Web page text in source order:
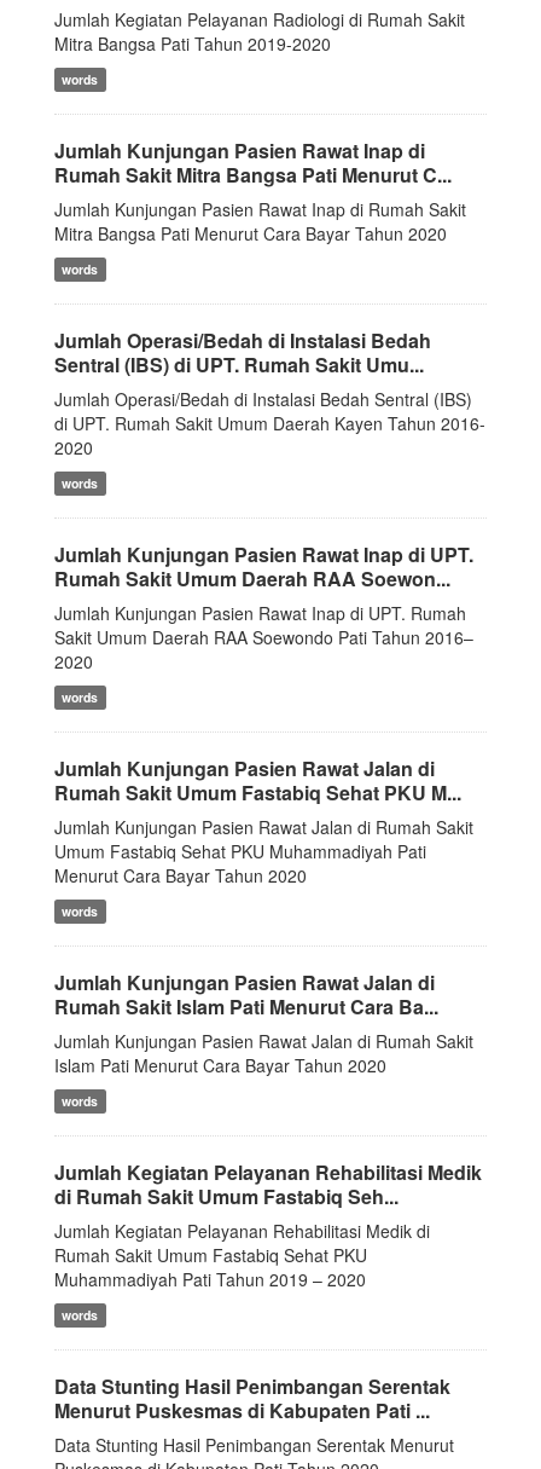
Jumlah Kegiatan Pelayanan Radiologi di Rumah Sakit
Mitra Bangsa Pati Tahun 2019-2020
words
Jumlah Kunjungan Pasien Rawat Inap di
Rumah Sakit Mitra Bangsa Pati Menurut C...
Jumlah Kunjungan Pasien Rawat Inap di Rumah Sakit
Mitra Bangsa Pati Menurut Cara Bayar Tahun 2020
words
Jumlah Operasi/Bedah di Instalasi Bedah
Sentral (IBS) di UPT. Rumah Sakit Umu...
Jumlah Operasi/Bedah di Instalasi Bedah Sentral (IBS)
di UPT. Rumah Sakit Umum Daerah Kayen Tahun 2016-
2020
words
Jumlah Kunjungan Pasien Rawat Inap di UPT.
Rumah Sakit Umum Daerah RAA Soewon...
Jumlah Kunjungan Pasien Rawat Inap di UPT. Rumah
Sakit Umum Daerah RAA Soewondo Pati Tahun 2016–
2020
words
Jumlah Kunjungan Pasien Rawat Jalan di
Rumah Sakit Umum Fastabiq Sehat PKU M...
Jumlah Kunjungan Pasien Rawat Jalan di Rumah Sakit
Umum Fastabiq Sehat PKU Muhammadiyah Pati
Menurut Cara Bayar Tahun 2020
words
Jumlah Kunjungan Pasien Rawat Jalan di
Rumah Sakit Islam Pati Menurut Cara Ba...
Jumlah Kunjungan Pasien Rawat Jalan di Rumah Sakit
Islam Pati Menurut Cara Bayar Tahun 2020
words
Jumlah Kegiatan Pelayanan Rehabilitasi Medik
di Rumah Sakit Umum Fastabiq Seh...
Jumlah Kegiatan Pelayanan Rehabilitasi Medik di
Rumah Sakit Umum Fastabiq Sehat PKU
Muhammadiyah Pati Tahun 2019 – 2020
words
Data Stunting Hasil Penimbangan Serentak
Menurut Puskesmas di Kabupaten Pati ...
Data Stunting Hasil Penimbangan Serentak Menurut